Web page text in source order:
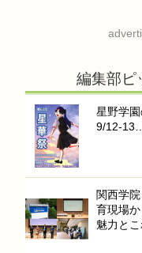
編集部ピ
星野学園
9/12-
関西学
育現場
魅力とこ